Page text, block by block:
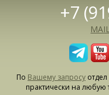
+7
По Вашему запросуотдел
практически на